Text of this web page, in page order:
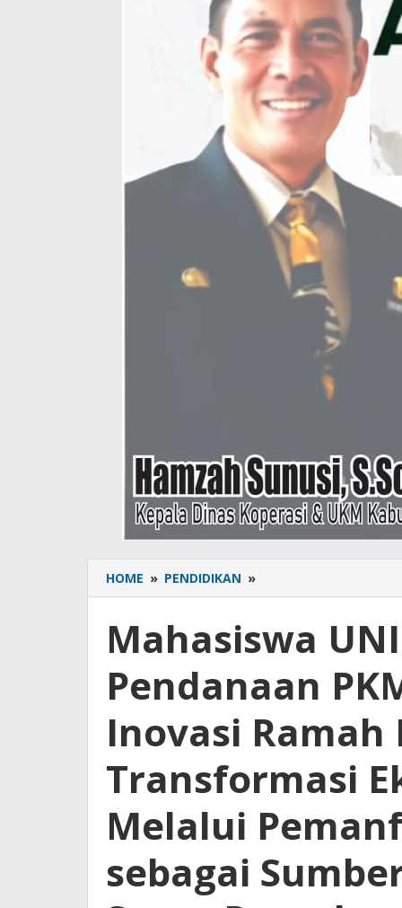
HOME » PENDIDIKAN »
UNIM
Lolos
Pendanaan
8
Agro-
Inovasi
Lingkungan:
Ekonomi
Keluarga
Melalui
Pemanfaatan
Mahasiswa
Pendanaan
Inovasi
Transformasi
Melalui
sebagai